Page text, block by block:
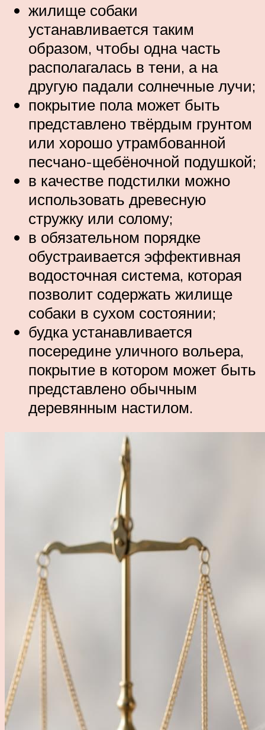
жилище собаки
устанавливается таким
образом, чтобы одна часть
располагалась в тени, а на
другую падали солнечные лучи;
покрытие пола может быть
представлено твёрдым грунтом
или хорошо утрамбованной
песчано-щебёночной подушкой;
в качестве подстилки можно
использовать древесную
стружку или солому;
в обязательном порядке
обустраивается эффективная
водосточная система, которая
позволит содержать жилище
собаки в сухом состоянии;
будка устанавливается
посередине уличного вольера,
покрытие в котором может быть
представлено обычным
деревянным настилом.